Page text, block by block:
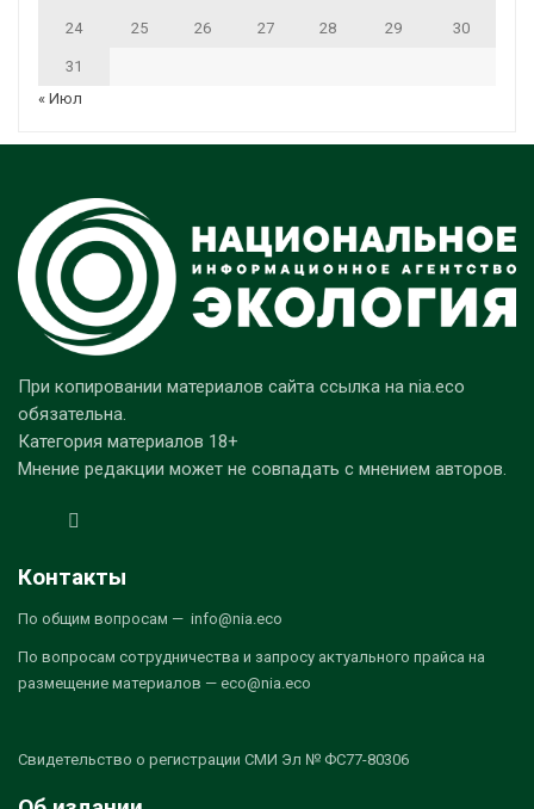
24 25 26 27 28 29 30
31
« Июл
При копировании материалов сайта ссылка на nia.eco
обязательна.
Категория материалов 18+
Мнение редакции может не совпадать с мнением авторов.
Контакты
По общим вопросам — info@nia.eco
По вопросам сотрудничества и запросу актуального прайса на
размещение материалов — eco@nia.eco
Свидетельство о регистрации СМИ Эл № ФС77-80306